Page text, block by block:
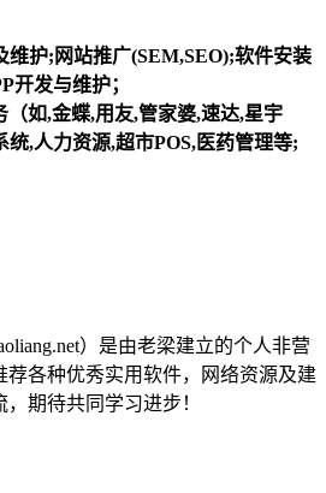
维护;网站推广(SEM,SEO);软件安装
开发与维护；
如,金蝶,用友,管家婆,速达,星宇
,人力资源,超市POS,医药管理等;
）是由老梁建立的个人非营
荐各种优秀实用软件，网络资源及建
期待共同学习进步！